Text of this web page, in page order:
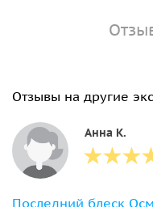
Отзывы на другие
Анна К.